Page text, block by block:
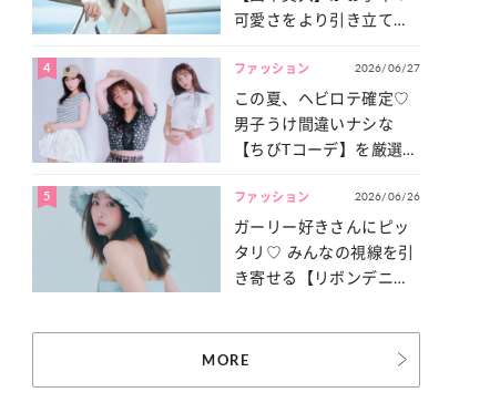
可愛さをより引き立てる
4 ファッション 2026/06/27
この夏、ヘビロテ確定♡
男子うけ間違いナシな
【ちびTコーデ】を厳選し
5 ファッション 2026/06/26
ガーリー好きさんにピッ
タリ♡ みんなの視線を引
き寄せる【リボンデニ
MORE